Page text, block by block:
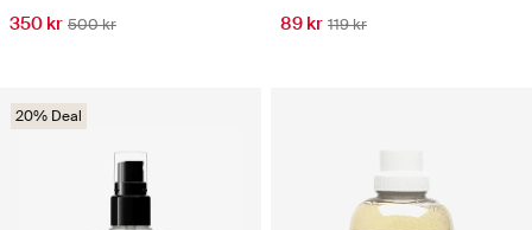
350 kr 500 kr 89 kr 119 kr
20% Deal